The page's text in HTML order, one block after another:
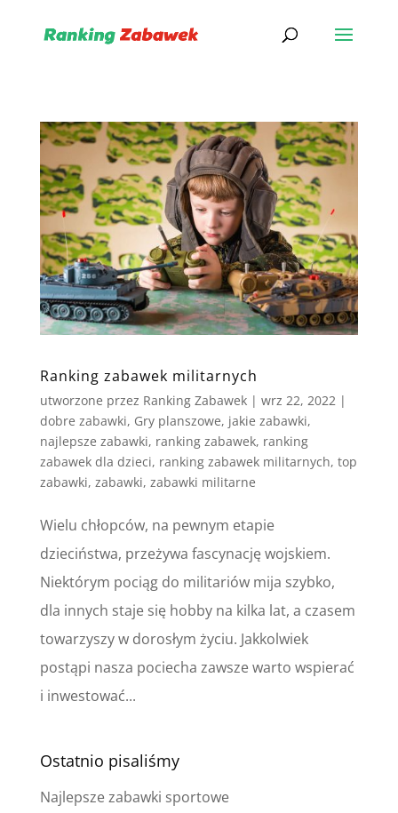
Ranking zabawek militarnych
utworzone przez Ranking Zabawek| wrz 22, 2022 |
dobre zabawki, Gry planszowe, jakie zabawki,
najlepsze zabawki, ranking zabawek, ranking
zabawek dla dzieci, ranking zabawek militarnych, top
zabawki, zabawki, zabawki militarne
Wielu chłopców, na pewnym etapie
dzieciństwa, przeżywa fascynację wojskiem.
Niektórym pociąg do militariów mija szybko,
dla innych staje się hobby na kilka lat, a czasem
towarzyszy w dorosłym życiu. Jakkolwiek
postąpi nasza pociecha zawsze warto wspierać
i inwestować...
Ostatnio pisaliśmy
Najlepsze zabawki sportowe